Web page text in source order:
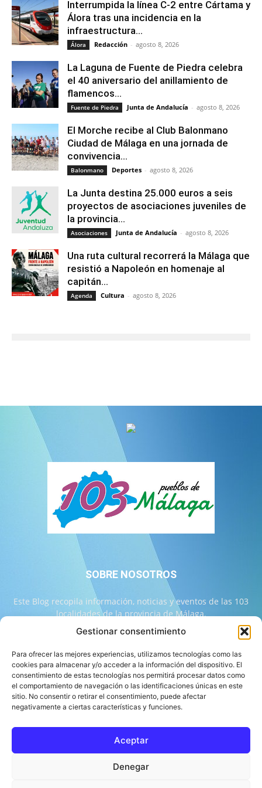
Gestionar consentimiento
Para ofrecer las mejores experiencias, utilizamos tecnologías como las
cookies para almacenar y/o acceder a la información del dispositivo. El
consentimiento de estas tecnologías nos permitirá procesar datos como
el comportamiento de navegación o las identificaciones únicas en este
sitio. No consentir o retirar el consentimiento, puede afectar
negativamente a ciertas características y funciones.
Aceptar
Denegar
Interrumpida la línea C-2 entre Cártama y
Álora tras una incidencia en la
infraestructura...
Álora Redacción - agosto 8, 2026
La Laguna de Fuente de Piedra celebra
el 40 aniversario del anillamiento de
flamencos...
Fuente de Piedra Junta de Andalucía - agosto 8, 2026
El Morche recibe al Club Balonmano
Ciudad de Málaga en una jornada de
convivencia...
Balonmano Deportes - agosto 8, 2026
La Junta destina 25.000 euros a seis
proyectos de asociaciones juveniles de
la provincia...
Asociaciones Junta de Andalucía - agosto 8, 2026
Una ruta cultural recorrerá la Málaga que
resistió a Napoleón en homenaje al
capitán...
Agenda Cultura - agosto 8, 2026
SOBRE NOSOTROS
Este Blog recopila información, noticias y eventos de las 103
localidades de la provincia de Málaga.
Contáctanos:info@103malaga.com
SÍGUENOS
Equipo de 103 Málaga
Aviso Legal